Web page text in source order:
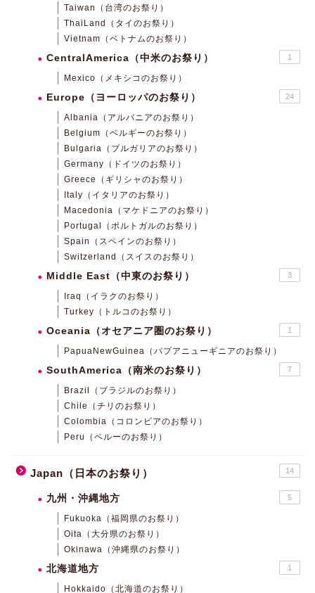
Taiwan（台湾のお祭り）
ThaiLand（タイのお祭り）
Vietnam（ベトナムのお祭り）
CentralAmerica（中米のお祭り） 1
Mexico（メキシコのお祭り）
Europe（ヨーロッパのお祭り） 24
Albania（アルバニアのお祭り）
Belgium（ベルギーのお祭り）
Bulgaria（ブルガリアのお祭り）
Germany（ドイツのお祭り）
Greece（ギリシャのお祭り）
Italy（イタリアのお祭り）
Macedonia（マケドニアのお祭り）
Portugal（ポルトガルのお祭り）
Spain（スペインのお祭り）
Switzerland（スイスのお祭り）
Middle East（中東のお祭り） 3
Iraq（イラクのお祭り）
Turkey（トルコのお祭り）
Oceania（オセアニア圏のお祭り） 1
PapuaNewGuinea（パプアニューギニアのお祭り）
SouthAmerica（南米のお祭り） 7
Brazil（ブラジルのお祭り）
Chile（チリのお祭り）
Colombia（コロンビアのお祭り）
Peru（ペルーのお祭り）
Japan（日本のお祭り） 14
九州・沖縄地方 5
Fukuoka（福岡県のお祭り）
Oita（大分県のお祭り）
Okinawa（沖縄県のお祭り）
北海道地方 1
Hokkaido（北海道のお祭り）